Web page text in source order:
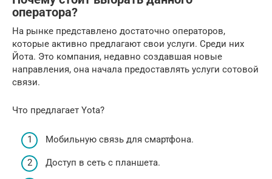
оператора?
На рынке представлено достаточно операторов,
которые активно предлагают свои услуги. Среди них
Йота. Это компания, недавно создавшая новые
направления, она начала предоставлять услуги сотовой
связи.
Что предлагает Yota?
Мобильную связь для смартфона.
Доступ в сеть с планшета.